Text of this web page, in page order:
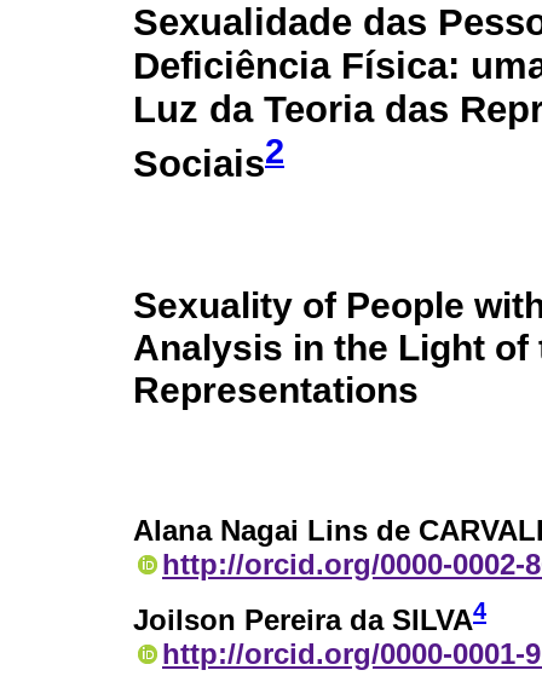
Sexualidade das
Deficiência Física:
Luz da Teoria das
Sociais2
Sexuality of People
Analysis in the Light of
Representations
Alana Nagai Lins de
http://orcid.org/0000-0002-
Joilson Pereira da SILVA4
http://orcid.org/0000-0001-